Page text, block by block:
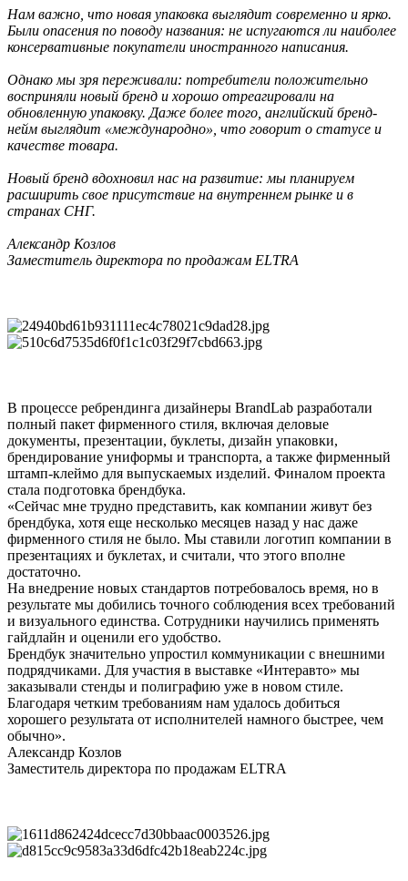
Нам важно, что новая упаковка выглядит современно и ярко.
Были опасения по поводу названия: не испугаются ли наиболее
консервативные покупатели иностранного написания.
Однако мы зря переживали: потребители положительно
восприняли новый бренд и хорошо отреагировали на
обновленную упаковку. Даже более того, английский бренд-
нейм выглядит «международно», что говорит о статусе и
качестве товара.
Новый бренд вдохновил нас на развитие: мы планируем
расширить свое присутствие на внутреннем рынке и в
странах СНГ.
Александр Козлов
Заместитель директора по продажам ELTRA
В процессе ребрендинга дизайнеры BrandLab разработали
полный пакет фирменного стиля, включая деловые
документы, презентации, буклеты, дизайн упаковки,
брендирование униформы и транспорта, а также фирменный
штамп-клеймо для выпускаемых изделий. Финалом проекта
стала подготовка брендбука.
«Сейчас мне трудно представить, как компании живут без
брендбука, хотя еще несколько месяцев назад у нас даже
фирменного стиля не было. Мы ставили логотип компании в
презентациях и буклетах, и считали, что этого вполне
достаточно.
На внедрение новых стандартов потребовалось время, но в
результате мы добились точного соблюдения всех требований
и визуального единства. Сотрудники научились применять
гайдлайн и оценили его удобство.
Брендбук значительно упростил коммуникации с внешними
подрядчиками. Для участия в выставке «Интеравто» мы
заказывали стенды и полиграфию уже в новом стиле.
Благодаря четким требованиям нам удалось добиться
хорошего результата от исполнителей намного быстрее, чем
обычно».
Александр Козлов
Заместитель директора по продажам ELTRA